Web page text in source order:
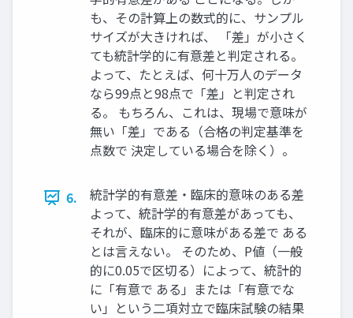
も、その計算上の数式的に、サンプル
サイズが大きければ、 「差」が小さく
ても統計学的に有意差と判定される。
よって、たとえば、何十万人のデータ
なら99点と98点で「差」と判定され
る。 もちろん、これは、現場で意味が
無い「差」である（合格の判定基準を
点数で 決定している場合を除く）。
6.
統計学的有意差・臨床的意味のある差
よって、統計学的有意差があっても、
それが、臨床的に意味がある差で ある
とは言えない。 そのため、P値（一般
的に0.05で区切る）によって、統計的
に「有意で ある」または「有意でな
い」という二項対立で臨床試験の結果